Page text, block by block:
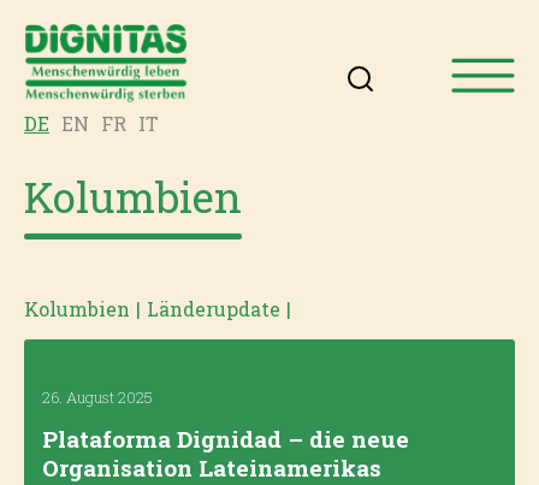
DE EN FR IT
Kolumbien
Kolumbien | Länderupdate |
26. August 2025
Plataforma Dignidad – die neue
Organisation Lateinamerikas